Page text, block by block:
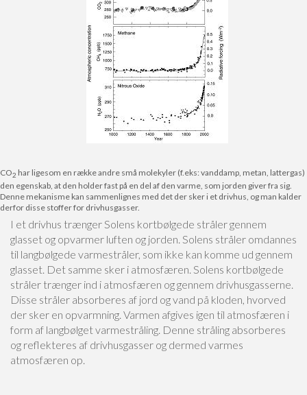
CO2 har ligesom en række andre små molekyler (f.eks: vanddamp, metan, lattergas)
den egenskab, at den holder fast på en del af den varme, som jorden giver fra sig.
Denne mekanisme kan sammenlignes med det der sker i et drivhus, og man kalder
derfor disse stoffer for drivhusgasser.
I et drivhus trænger Solens kortbølgede stråler gennem
glasset og opvarmer luften og jorden. Solens stråler omdannes
til langbølgede varmestråler, som ikke kan komme ud gennem
glasset. Det samme sker i atmosfæren. Solens kortbølgede
stråler trænger ind i atmosfæren og gennem drivhusgasserne.
Disse stråler absorberes af jord og vand på kloden, hvorved
der sker en opvarmning. Varmen afgives igen til atmosfæren i
form af langbølget varmestråling. Denne stråling absorberes
og reflekteres af drivhusgasser og dermed varmes
atmosfæren op.